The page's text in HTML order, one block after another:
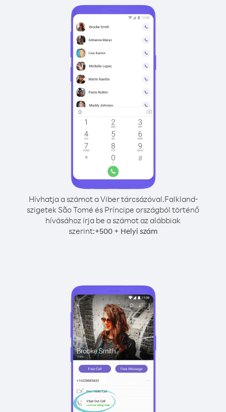
Hívhatja a számot a Viber tárcsázóval.Falkland-
szigetek São Tomé és Príncipe országból történő
hívásához írja be a számot az alábbiak
szerint:+500 + Helyi szám